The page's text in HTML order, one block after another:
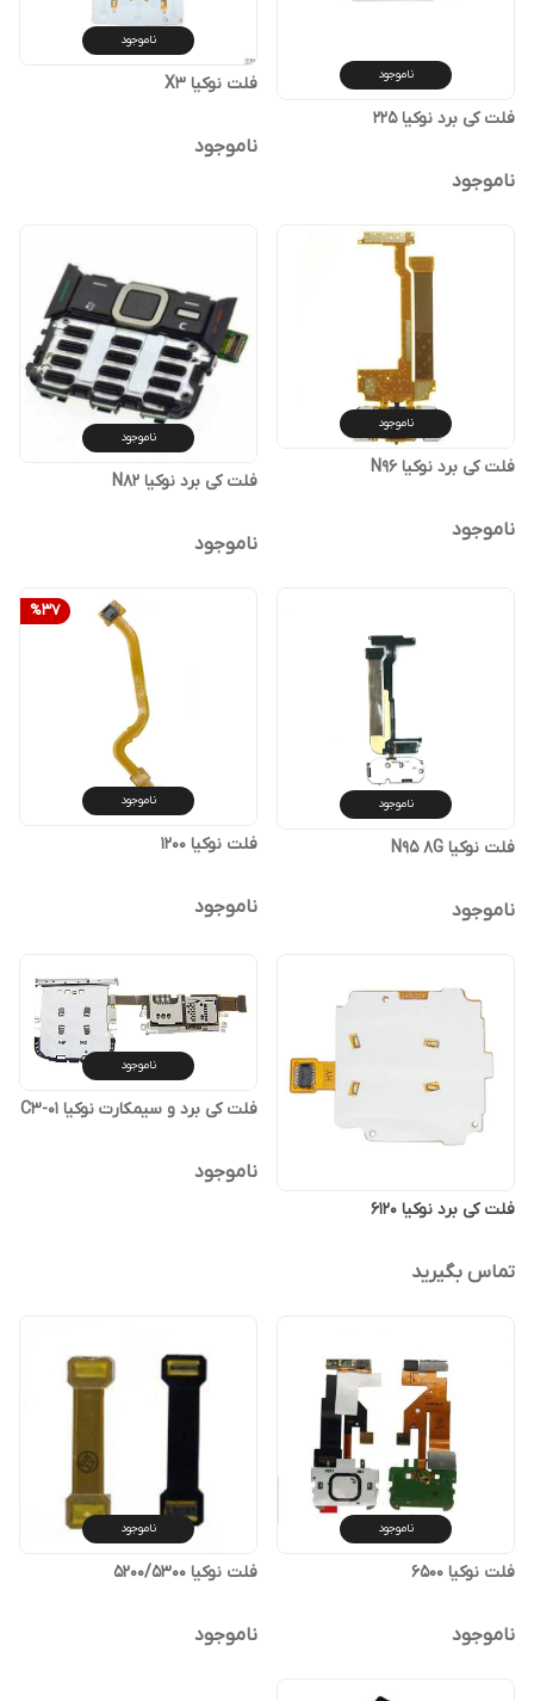
ناموجود
فلت کی برد نوکیا 225
ناموجود
ناموجود
فلت نوکیا X3
ناموجود
ناموجود
فلت کی برد نوکیا N96
ناموجود
ناموجود
فلت کی برد نوکیا N82
ناموجود
ناموجود
فلت نوکیا N95 8G
ناموجود
%37
ناموجود
فلت نوکیا 1200
ناموجود
فلت کی برد نوکیا 6120
تماس بگیرید
ناموجود
فلت کی برد و سیمکارت نوکیا C3-01
ناموجود
ناموجود
فلت نوکیا 6500
ناموجود
ناموجود
فلت نوکیا 5200/5300
ناموجود